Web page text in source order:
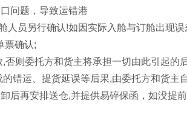
问题，导致运错港
人员另行确认!如因实际入舱与订舱出现
票确认;
则委托方和货主将承担一切由此引起的
错运、提货延误等后果,由委托方和货主
后再安排送仓,并提供易碎保函，如没提